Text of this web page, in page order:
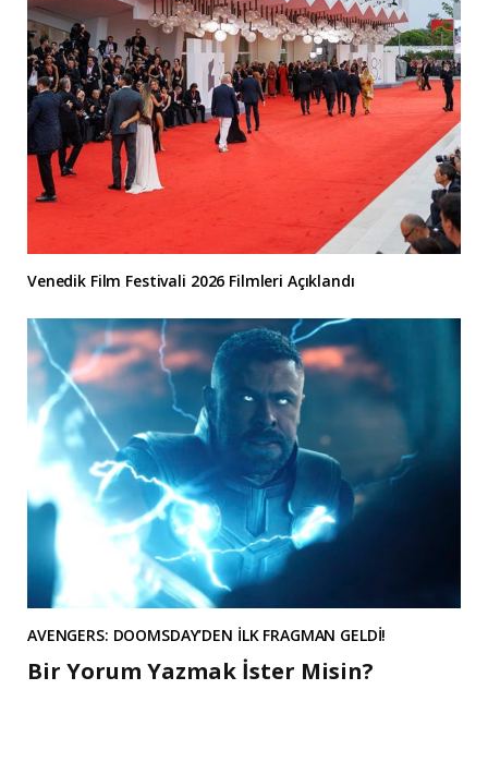
Venedik Film Festivali 2026 Filmleri Açıklandı
AVENGERS: DOOMSDAY’DEN İLK FRAGMAN GELDİ!
Bir Yorum Yazmak İster Misin?